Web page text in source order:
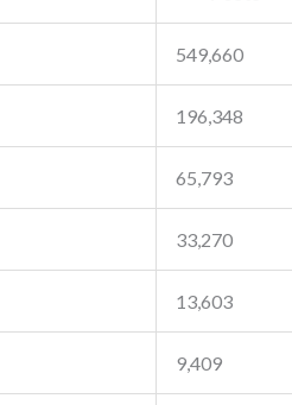
549,660
196,348
65,793
33,270
13,603
9,409